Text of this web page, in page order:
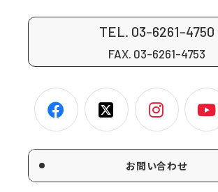
TEL. 03-6261-4750
FAX. 03-6261-4753
お問い合わせ